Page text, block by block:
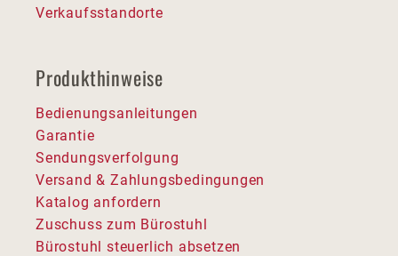
Verkaufsstandorte
Produkthinweise
Bedienungsanleitungen
Garantie
Sendungsverfolgung
Versand & Zahlungsbedingungen
Katalog anfordern
Zuschuss zum Bürostuhl
Bürostuhl steuerlich absetzen